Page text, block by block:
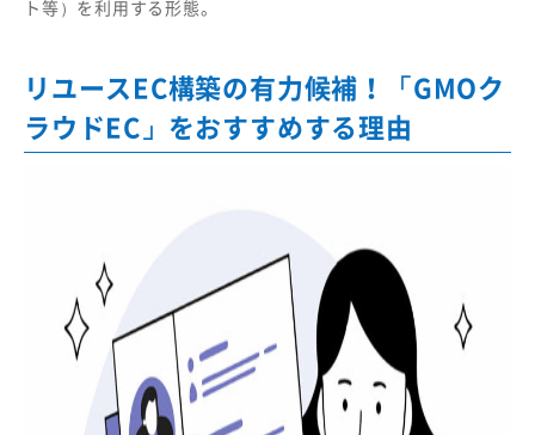
ト等）を利用する形態。
リユースEC構築の有力候補！「GMOク
ラウドEC」をおすすめする理由